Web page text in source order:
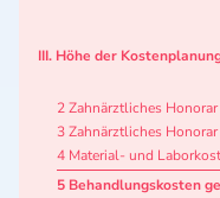
III. Höhe der
2 Zahnärztliches Honorar
3 Zahnärztliches Honorar
4 Material- und
5 Behandlungskosten